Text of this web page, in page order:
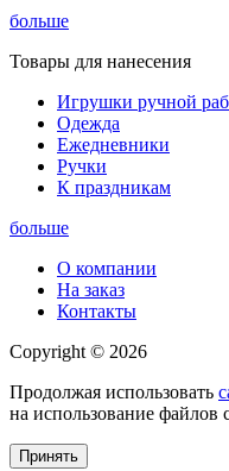
больше
Товары для нанесения
Игрушки ручной
Одежда
Ежедневники
Ручки
К праздникам
больше
О компании
На заказ
Контакты
Copyright © 2026
Продолжая использовать
на использование файлов
Принять